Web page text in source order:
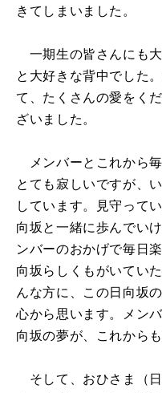
きてしまいました。
一期生の皆さんにも
と大好きな背中でした
て、たくさんの愛をく
ざいました。
メンバーとこれから
とても寂しいですが、
しています。見守って
向坂と一緒に歩んでい
ンバーのおかげで毎日
向坂らしくもがいてい
んな方に、この日向坂
心から思います。メン
向坂の夢が、これから
そして、おひさま（